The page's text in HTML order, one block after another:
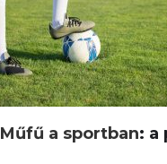
Műfű a sportban: a